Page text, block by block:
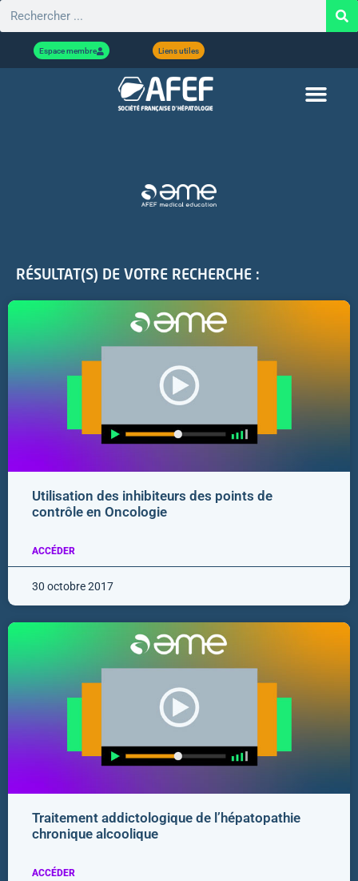
Espace membre Liens utiles
RÉSULTAT(S) DE VOTRE RECHERCHE :
Utilisation des inhibiteurs des points de
contrôle en Oncologie
ACCÉDER
30 octobre 2017
Traitement addictologique de l’hépatopathie
chronique alcoolique
ACCÉDER